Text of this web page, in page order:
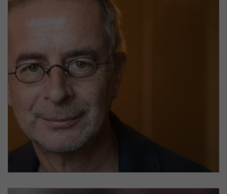
Andreas Tölke
Journalist & Gründer Be an Angel e.V.